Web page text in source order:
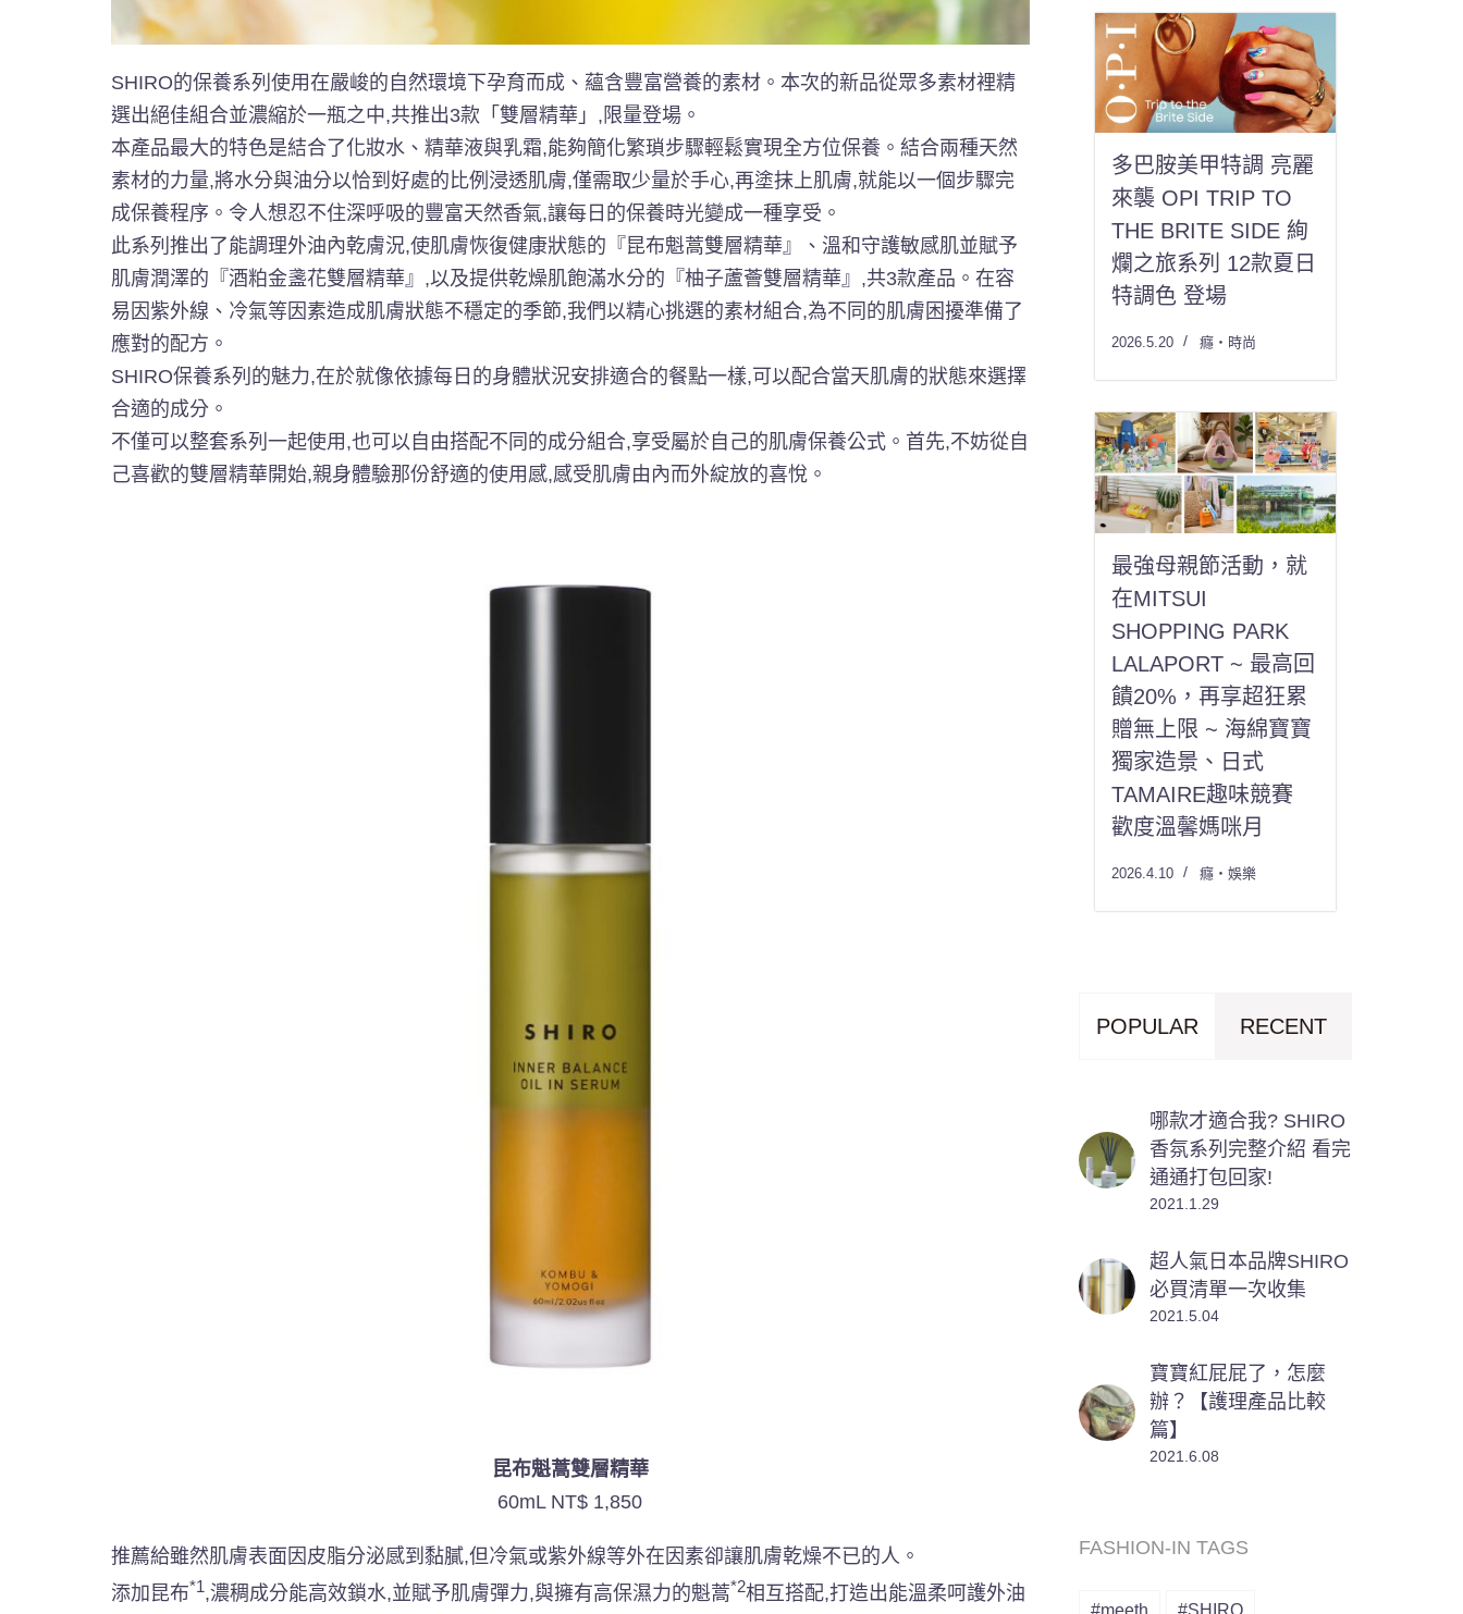
SHIRO的保養系列使用在嚴峻的自然環境下孕育而成、蘊含豐富營養的素材。本次的新品從眾多素材裡精
選出絕佳組合並濃縮於一瓶之中,共推出3款「雙層精華」,限量登場。
本產品最大的特色是結合了化妝水、精華液與乳霜,能夠簡化繁瑣步驟輕鬆實現全方位保養。結合兩種天然
素材的力量,將水分與油分以恰到好處的比例浸透肌膚,僅需取少量於手心,再塗抹上肌膚,就能以一個步驟完
成保養程序。令人想忍不住深呼吸的豐富天然香氣,讓每日的保養時光變成一種享受。
此系列推出了能調理外油內乾膚況,使肌膚恢復健康狀態的『昆布魁蒿雙層精華』、溫和守護敏感肌並賦予
肌膚潤澤的『酒粕金盞花雙層精華』,以及提供乾燥肌飽滿水分的『柚子蘆薈雙層精華』,共3款產品。在容
易因紫外線、冷氣等因素造成肌膚狀態不穩定的季節,我們以精心挑選的素材組合,為不同的肌膚困擾準備了
應對的配方。
SHIRO保養系列的魅力,在於就像依據每日的身體狀況安排適合的餐點一樣,可以配合當天肌膚的狀態來選擇
合適的成分。
不僅可以整套系列一起使用,也可以自由搭配不同的成分組合,享受屬於自己的肌膚保養公式。首先,不妨從自
己喜歡的雙層精華開始,親身體驗那份舒適的使用感,感受肌膚由內而外綻放的喜悅。
昆布魁蒿雙層精華
60mL NT$ 1,850
推薦給雖然肌膚表面因皮脂分泌感到黏膩,但冷氣或紫外線等外在因素卻讓肌膚乾燥不已的人。
添加昆布*1,濃稠成分能高效鎖水,並賦予肌膚彈力,與擁有高保濕力的魁蒿*2相互搭配,打造出能溫柔呵護外油
多巴胺美甲特調 亮麗
來襲 OPI TRIP TO
THE BRITE SIDE 絢
爛之旅系列 12款夏日
特調色 登場
2026.5.20 癮・時尚
最強母親節活動，就
在MITSUI
SHOPPING PARK
LALAPORT ~ 最高回
饋20%，再享超狂累
贈無上限 ~ 海綿寶寶
獨家造景、日式
TAMAIRE趣味競賽
歡度溫馨媽咪月
2026.4.10 癮・娛樂
POPULAR RECENT
哪款才適合我? SHIRO
香氛系列完整介紹 看完
通通打包回家!
2021.1.29
超人氣日本品牌SHIRO
必買清單一次收集
2021.5.04
寶寶紅屁屁了，怎麼
辦？【護理產品比較
篇】
2021.6.08
FASHION-IN TAGS
#meeth #SHIRO